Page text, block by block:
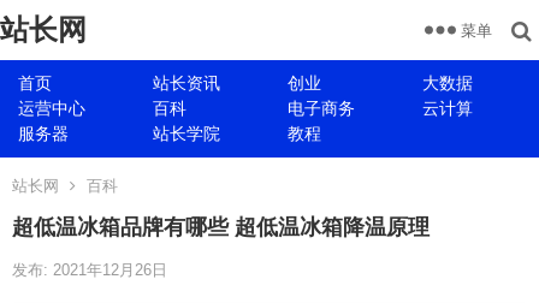
站长网
首页 站长资讯 创业
大数据
运营中心
百科 电子商务
云计算
服务器
站长学院 教程
菜单
站长网 百科
超低温冰箱品牌有哪些 超低温冰箱降温原理
发布: 2021年12月26日